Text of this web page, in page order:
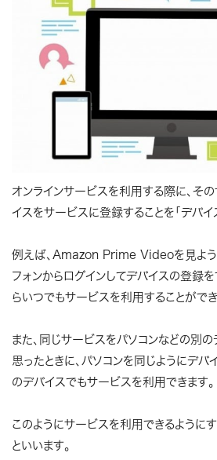
オンラインサービスを利用する際に、そ
イスをサービスに登録することを「デバイ
例えば、Amazon Prime Videoを見よう
フォンからログインしてデバイスの登録を
らいつでもサービスを利用することができ
また、同じサービスをパソコンなどの別
思ったときに、パソコンを同じようにデバ
のデバイスでもサービスを利用できます。
このようにサービスを利用できるように
といいます。